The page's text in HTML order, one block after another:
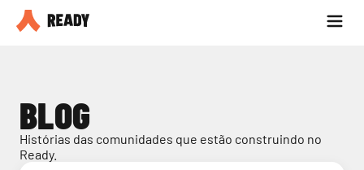
Seja parceiro
BLOG
Histórias das comunidades que estão construindo no
Ready.